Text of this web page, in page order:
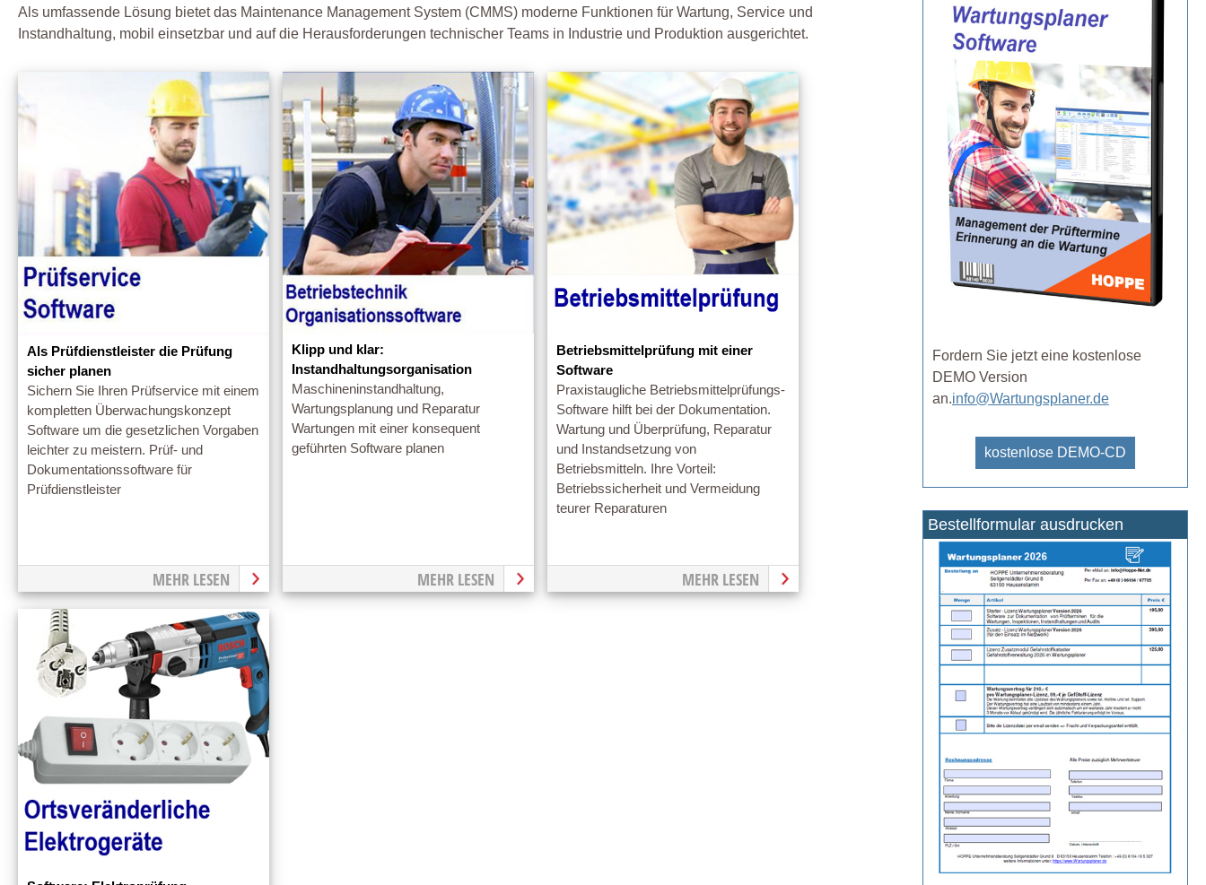
Als umfassende Lösung bietet das Maintenance Management System (CMMS) moderne Funktionen für Wartung, Service und
Instandhaltung, mobil einsetzbar und auf die Herausforderungen technischer Teams in Industrie und Produktion ausgerichtet.
Als Prüfdienstleister die Prüfung
sicher planen
Sichern Sie Ihren Prüfservice mit einem
kompletten Überwachungskonzept
Software um die gesetzlichen Vorgaben
leichter zu meistern. Prüf- und
Dokumentationssoftware für
Prüfdienstleister
MEHR LESEN
Klipp und klar:
Instandhaltungsorganisation
Maschineninstandhaltung,
Wartungsplanung und Reparatur
Wartungen mit einer konsequent
geführten Software planen
MEHR LESEN
Betriebsmittelprüfung mit einer
Software
Praxistaugliche Betriebsmittelprüfungs-
Software hilft bei der Dokumentation.
Wartung und Überprüfung, Reparatur
und Instandsetzung von
Betriebsmitteln. Ihre Vorteil:
Betriebssicherheit und Vermeidung
teurer Reparaturen
MEHR LESEN
Fordern Sie jetzt eine kostenlose
DEMO Version
an.info@Wartungsplaner.de
kostenlose DEMO-CD
Bestellformular ausdrucken